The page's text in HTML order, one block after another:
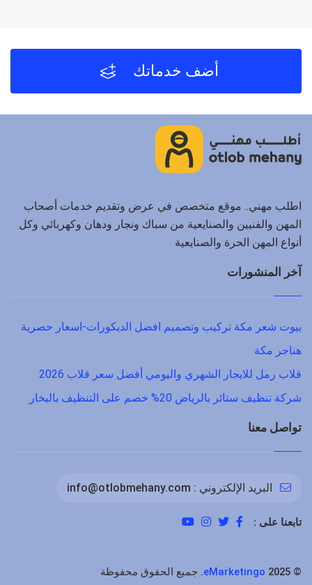
أضف خدماتك
اطلب مهني.. موقع متخصص في عرض وتقديم خدمات أصحاب
المهن والفنيين والصنايعية من سباك ونجار ودهان وكهربائي وكل
أنواع المهن الحرة والصنايعية
آخر المنشورات
بيوت شعر مكة تركيب وتصميم افضل الديكورات-اسعار حصرية
هناجر مكة
قلاب رمل للايجار الشهري واليومي أفضل سعر قلاب 2026
شركة تنظيف ستائر بالرياض 20% خصم على التنظيف بالبخار
تواصل معنا
البريد الإلكتروني : info@otlobmehany.com
تابعنا على :
©
eMarketingo 2025. جميع الحقوق محفوظة